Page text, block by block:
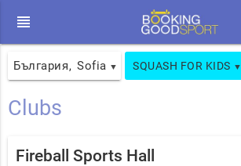
view_headline
България, Sofia ▼ SQUASH FOR KIDS ▼
Clubs
Fireball Sports Hall